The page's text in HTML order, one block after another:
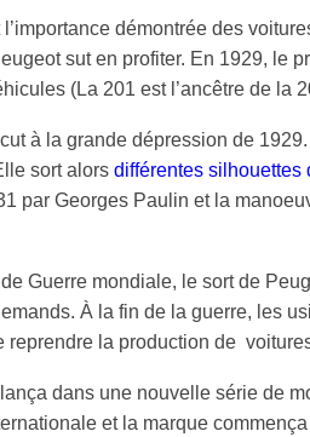
démontrée des
sut en profiter. En 1929, le
(La 201 est l’ancêtre de la
à la grande dépression de
sort alors différentes silhouettes
par Georges Paulin et la
Guerre mondiale, le sort de
À la fin de la guerre, les
reprendre la production de
dans une nouvelle série de
et la marque